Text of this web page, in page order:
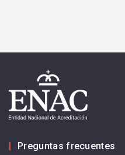
Preguntas frecuentes